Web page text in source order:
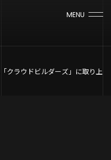
MENU
クラウドビルダーズ」に取り上